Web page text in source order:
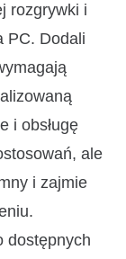
rozgrywki i
PC. Dodali
i obsługę
ale
i zajmie
dostępnych